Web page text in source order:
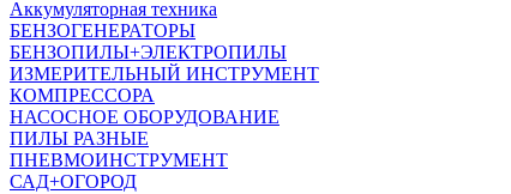
Аккумуляторная техника
БЕНЗОГЕНЕРАТОРЫ
БЕНЗОПИЛЫ+ЭЛЕКТРОПИЛЫ
ИЗМЕРИТЕЛЬНЫЙ ИНСТРУМЕНТ
КОМПРЕССОРА
НАСОСНОЕ ОБОРУДОВАНИЕ
ПИЛЫ РАЗНЫЕ
ПНЕВМОИНСТРУМЕНТ
САД+ОГОРОД